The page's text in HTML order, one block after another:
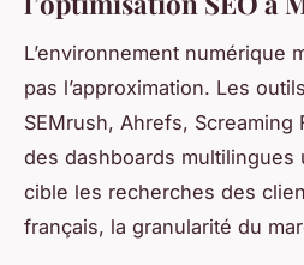
L’environnement numérique
pas l’approximation. Les
SEMrush, Ahrefs, Screaming
des dashboards multilingues
cible les recherches des
français, la granularité du